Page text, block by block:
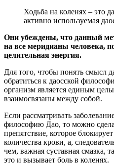
Ходьба на коленях – это
активно используемая
Они убеждены, что данный
на все меридианы человека,
целительная энергия.
Для того, чтобы понять смысл
обратиться к даосской
организм является единым
взаимосвязаны между собой.
Если рассматривать
философию Дао, то можно
препятствие, которое
количества крови, а,
чем, важная суставная смазка,
это и вызывает боль в коленях.